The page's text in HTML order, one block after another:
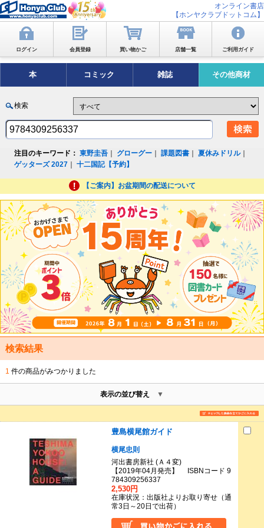
オンライン書店
【ホンヤクラブドットコム】
ログイン 会員登録 買い物かご 店舗一覧 ご利用ガイド
本 コミック 雑誌 その他商材
検索
注目のキーワード： 東野圭吾 グローグー ｜課題図書 ｜夏休みドリル｜
ゲッターズ 2027 ｜十二国記【予約】
【ご案内】お盆期間の配送について
検索結果
1 件の商品がみつかりました
表示の並び替え
豊島横尾館ガイド
横尾忠則
河出書房新社 (Ａ４変)
【2019年04月発売】 ISBNコード 9
784309256337
2,530円
在庫状況：出版社よりお取り寄せ（通
常3日～20日で出荷）